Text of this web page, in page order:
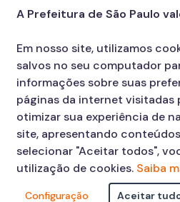
© COPYRIGHT 2026, Prefeitura
A Prefeitura de São Paulo
Em nosso site, utilizamos
salvos no seu computador
informações sobre suas
páginas da internet visitadas
otimizar sua experiência de
site, apresentando
selecionar "Aceitar todos",
utilização de cookies. Saiba
Configuração Aceitar